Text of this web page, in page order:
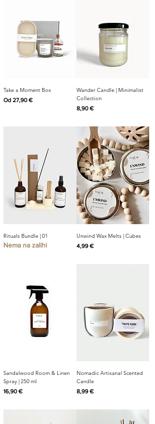
Take a Moment Box
Od 27,90 €
Cijena s popustom
Wander Candle | Minimalist
Collection
Cijena
8,90 €
Rituals Bundle | 01
Nema na zalihi
Unwind Wax Melts | Cubes
Cijena
4,99 €
Sandalwood Room & Linen
Spray | 250 ml
Cijena
16,90 €
Nomadic Artisanal Scented
Candle
Cijena
8,99 €